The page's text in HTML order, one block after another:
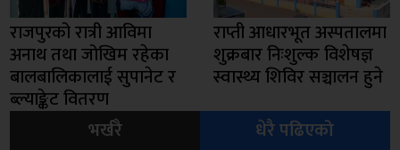
राजपुरको रात्री आविमा
अनाथ तथा जोखिम रहेका
बालबालिकालाई सुपानेट र
ब्ल्याङ्केट वितरण
राप्ती आधारभूत अस्पतालमा
शुक्रबार निःशुल्क विशेषज्ञ
स्वास्थ्य शिविर सञ्चालन हुने
भर्खरै
धेरै पढिएको